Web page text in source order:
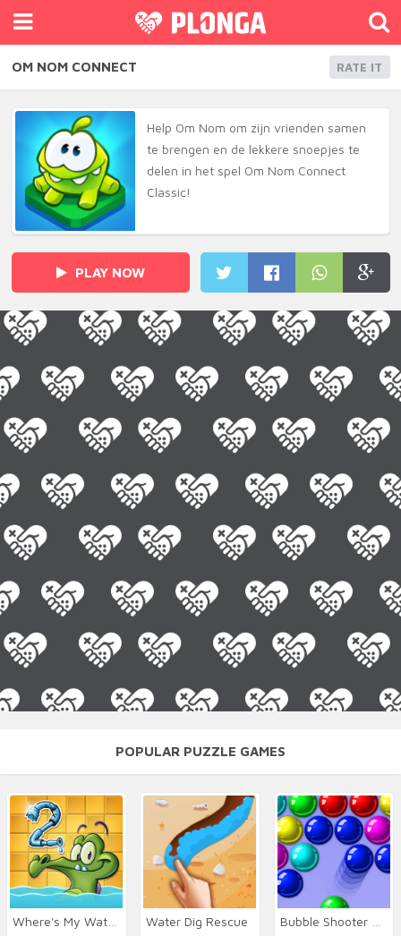
OM NOM CONNECT RATE IT
Help Om Nom om zijn vrienden samen
te brengen en de lekkere snoepjes te
delen in het spel Om Nom Connect
Classic!
PLAY NOW
POPULAR PUZZLE GAMES
Water Dig Rescue